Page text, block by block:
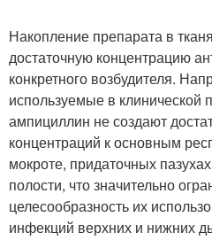
Накопление препарата в
достаточную концентрацию
конкретного возбудителя.
используемые в клинической
ампициллин не создают
концентраций к основным
мокроте, придаточных
полости, что значительно
целесообразность их
инфекций верхних и нижних